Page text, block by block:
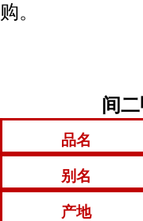
购。
间
品名
别名
产地